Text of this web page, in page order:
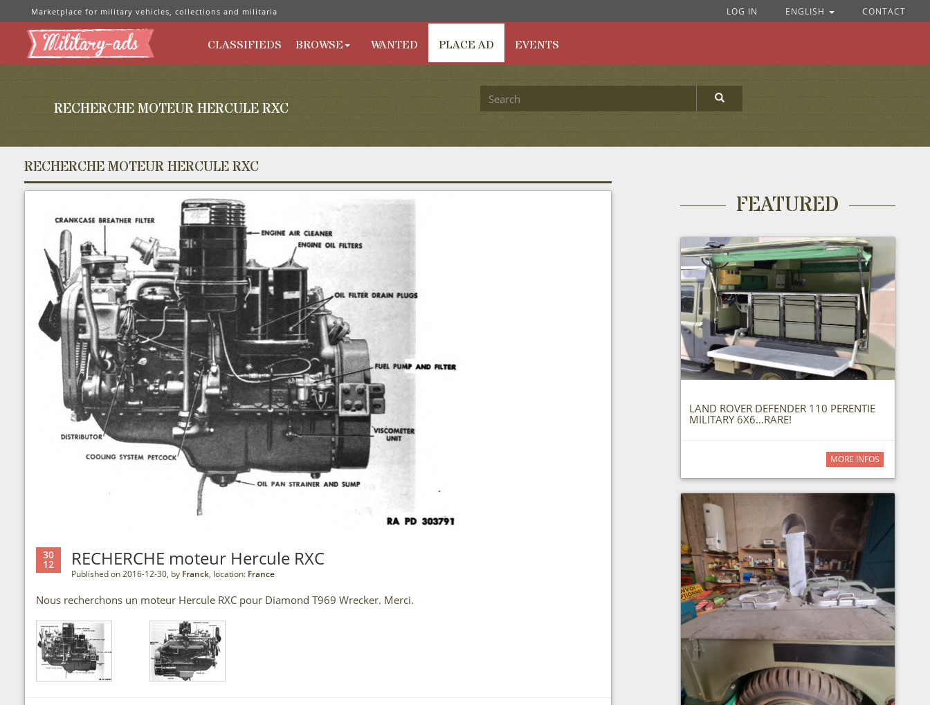
Marketplace for military vehicles, collections and militaria CONTACT
ENGLISH
LOG IN
CLASSIFIEDS BROWSE WANTED PLACE AD EVENTS
RECHERCHE MOTEUR HERCULE RXC
RECHERCHE MOTEUR HERCULE RXC
30
12 RECHERCHE moteur Hercule RXC
Published on 2016-12-30, by Franck, location: France
Nous recherchons un moteur Hercule RXC pour Diamond T969 Wrecker. Merci.
FEATURED
LAND ROVER DEFENDER 110 PERENTIE
MILITARY 6X6…RARE!
MORE INFOS